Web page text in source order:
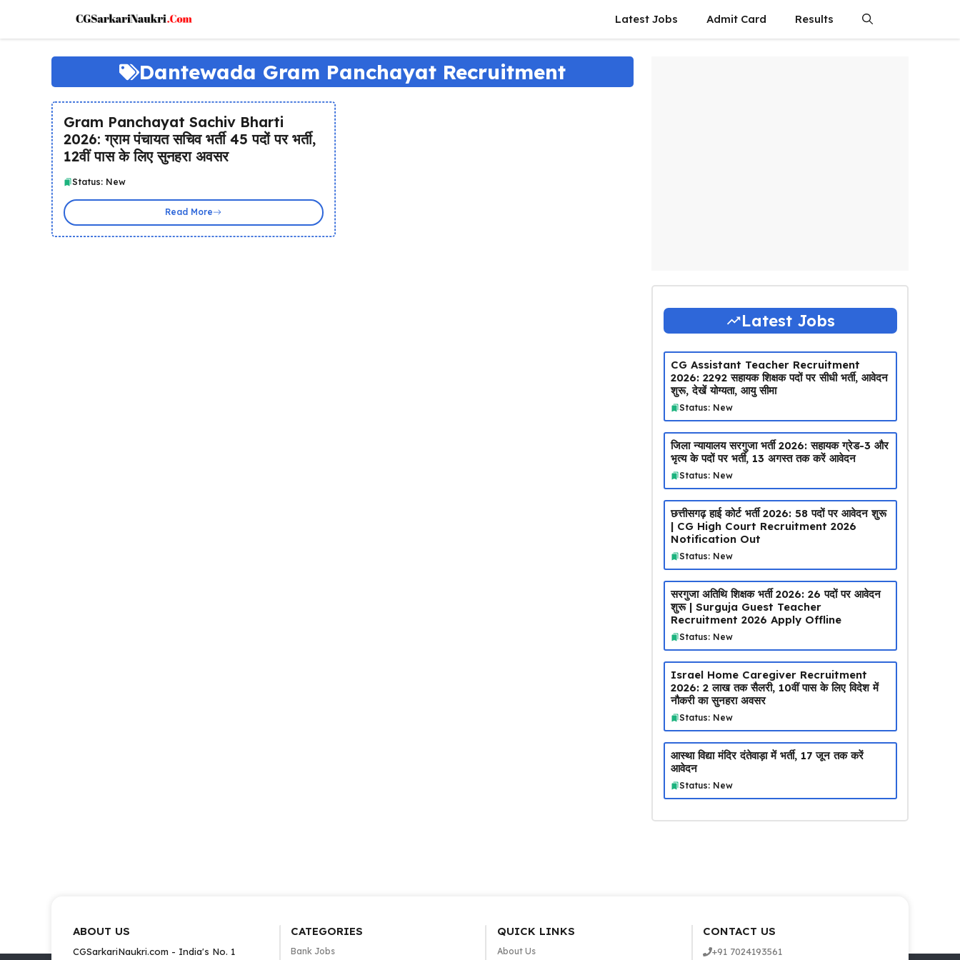
content
Latest Jobs Admit Card Results
Dantewada Gram Panchayat Recruitment
Gram Panchayat Sachiv Bharti
2026: ग्राम पंचायत सचिव भर्ती 45 पदों पर भर्ती,
12वीं पास के लिए सुनहरा अवसर
Status: New
Read More
Latest Jobs
CG Assistant Teacher Recruitment
2026: 2292 सहायक शिक्षक पदों पर सीधी भर्ती, आवेदन
शुरू, देखें योग्यता, आयु सीमा
Status: New
जिला न्यायालय सरगुजा भर्ती 2026: सहायक ग्रेड-3 और
भृत्य के पदों पर भर्ती, 13 अगस्त तक करें आवेदन
Status: New
छत्तीसगढ़ हाई कोर्ट भर्ती 2026: 58 पदों पर आवेदन शुरू
| CG High Court Recruitment 2026
Notification Out
Status: New
सरगुजा अतिथि शिक्षक भर्ती 2026: 26 पदों पर आवेदन
शुरू | Surguja Guest Teacher
Recruitment 2026 Apply Offline
Status: New
Israel Home Caregiver Recruitment
2026: ₹2 लाख तक सैलरी, 10वीं पास के लिए विदेश में
नौकरी का सुनहरा अवसर
Status: New
आस्था विद्या मंदिर दंतेवाड़ा में भर्ती, 17 जून तक करें
आवेदन
Status: New
ABOUT US
CGSarkariNaukri.com - India's No. 1
CATEGORIES
Bank Jobs
QUICK LINKS
About Us
CONTACT US
+91 7024193561